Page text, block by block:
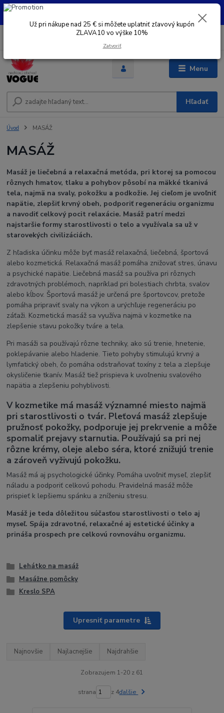
UŽ PRI NÁKUPE OD 30 € SI MOŽETE UPLATNIŤ ZĽAVOVÝ KUPÓN -
Menu
EUR
Hľadať
Úvod MASÁŽ
MASÁŽ
Masáž je liečebná a relaxačná metóda, pri ktorej sa pomocou
rôznych hmatov, tlaku a pohybov pôsobí na mäkké tkanivá
tela, najmä na svaly, pokožku a podkožie. Jej cieľom je uvoľniť
napätie, zlepšiť krvný obeh, podporiť regeneráciu organizmu
a navodiť celkový pocit relaxácie. Masáž patrí medzi
najstaršie formy starostlivosti o telo a využívala sa už v
starovekých civilizáciách.
Z hľadiska účinku môže byť masáž relaxačná, liečebná, športová
alebo kozmetická. Relaxačná masáž pomáha znižovať stres, únavu
a psychické napätie. Liečebná masáž sa používa pri rôznych
zdravotných problémoch, napríklad pri bolestiach chrbta, svalov
alebo kĺbov. Športová masáž je určená pre športovcov, pretože
pomáha pripraviť svaly na výkon a urýchľuje regeneráciu po
záťaži. Kozmetická masáž sa využíva najmä v kozmetike na
zlepšenie stavu pokožky tváre a tela.
Pri masáži sa používajú rôzne techniky, ako sú trenie, hnetenie,
poklepávanie alebo hladenie. Tieto pohyby stimulujú krvný a
lymfatický obeh, čo pomáha odstraňovať toxíny z tela a zlepšuje
okysličenie tkanív. Masáž tiež prispieva k uvoľneniu svalového
napätia a zlepšeniu pohyblivosti.
V kozmetike má masáž významné miesto najmä
pri starostlivosti o tvár. Pleťová masáž zlepšuje
pružnosť pokožky, podporuje jej prekrvenie a môže
spomaliť prejavy starnutia. Používajú sa pri nej
rôzne krémy, oleje alebo séra, ktoré znižujú trenie
a zároveň vyživujú pokožku.
Masáž má aj psychologické účinky. Pomáha uvoľniť myseľ, zlepšiť
náladu a podporiť celkovú pohodu. Pravidelná masáž môže
prispieť k lepšiemu spánku a zníženiu stresu.
Masáž je teda dôležitou súčasťou starostlivosti o telo aj
myseľ. Spája zdravotné, relaxačné aj estetické účinky a
prináša prospech pre celkovú rovnováhu organizmu.
Lehátko na masáž
Masážne pomôcky
Kreslo SPA
Upresniť parametre
Najnovšie Najlacnejšie Najdrahšie
Zobrazujem 1-20 z 61
strana z 4ďalšie
Už pri nákupe nad 25 € si môžete uplatniť zľavový kupón
ZLAVA10 vo výške 10%
Zatvoriť